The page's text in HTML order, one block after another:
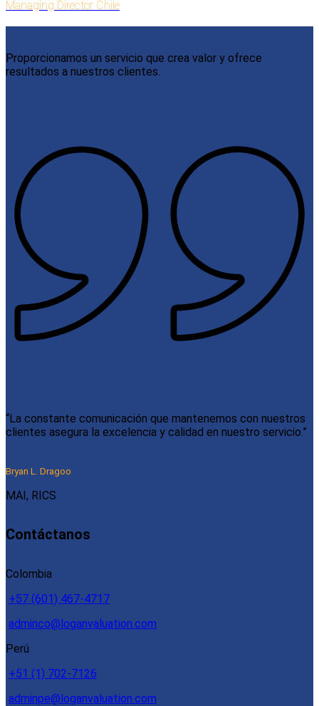
Managing Director Chile
Proporcionamos un servicio que crea valor y ofrece
resultados a nuestros clientes.
“La constante comunicación que mantenemos con nuestros
clientes asegura la excelencia y calidad en nuestro servicio.”
Bryan L. Dragoo
MAI, RICS
Contáctanos
Colombia
+57 (601) 467-4717
adminco@loganvaluation.com
Perú
+51 (1) 702-7126
adminpe@loganvaluation.com